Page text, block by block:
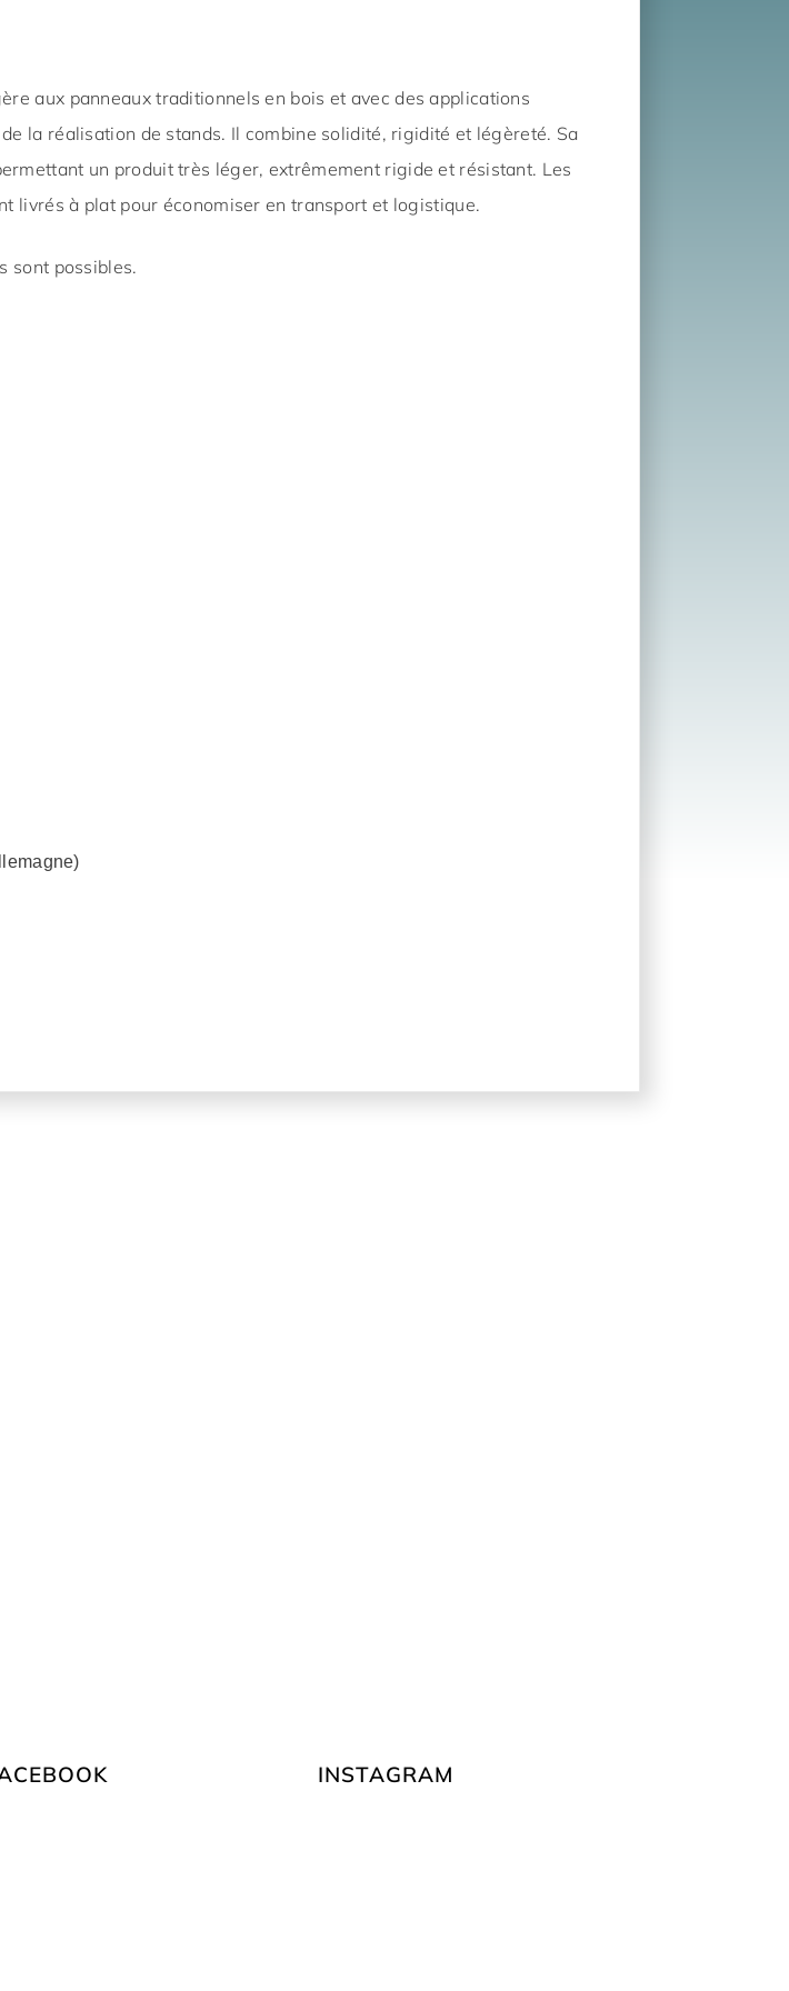
aux panneaux traditionnels en bois et avec des applications
la réalisation de stands. Il combine solidité, rigidité et légèreté. Sa
un produit très léger, extrêmement rigide et résistant. Les
livrés à plat pour économiser en transport et logistique.
sont possibles.
INSTAGRAM